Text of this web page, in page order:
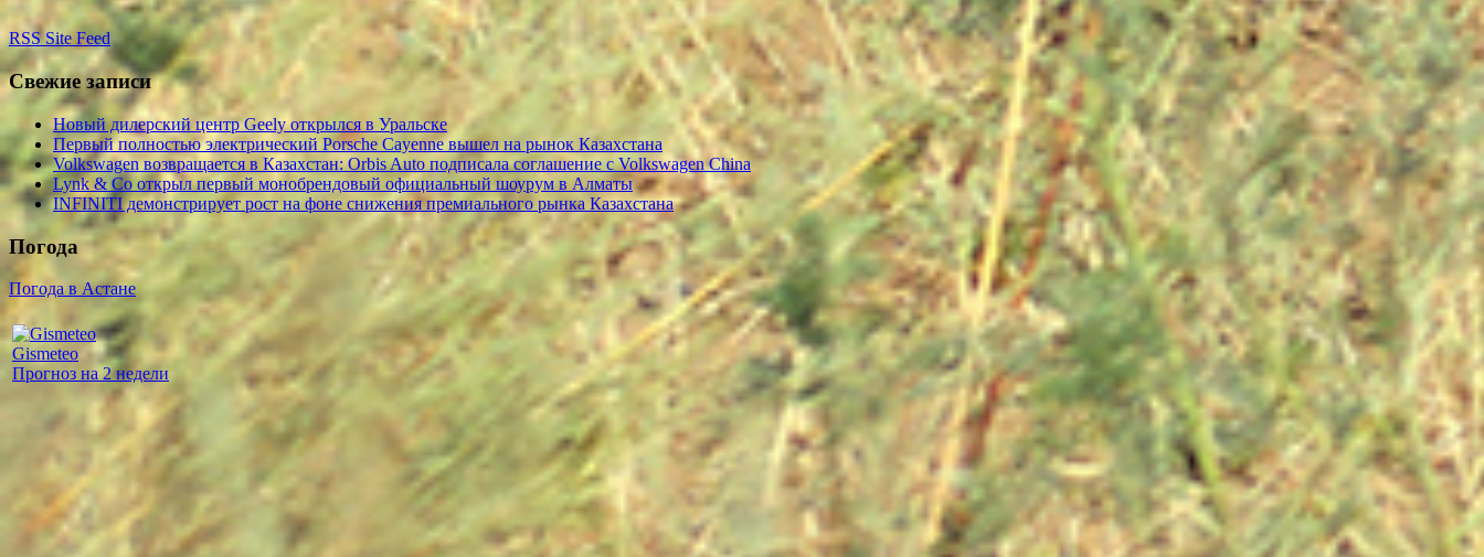
RSS Site Feed
Свежие записи
Новый дилерский центр Geely открылся в Уральске
Первый полностью электрический Porsche Cayenne вышел на рынок Казахстана
Volkswagen возвращается в Казахстан: Orbis Auto подписала соглашение с Volkswagen China
Lynk & Co открыл первый монобрендовый официальный шоурум в Алматы
INFINITI демонстрирует рост на фоне снижения премиального рынка Казахстана
Погода
Погода в Астане
Gismeteo
Прогноз на 2 недели